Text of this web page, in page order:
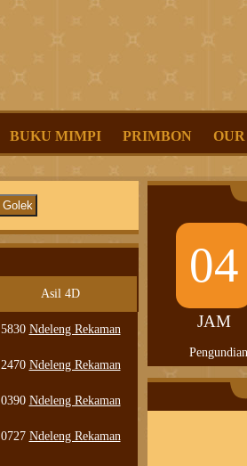
BUKU MIMPI PRIMBON
Asil 4D
5830 Ndeleng Rekaman
2470 Ndeleng Rekaman
0390 Ndeleng Rekaman
0727 Ndeleng Rekaman
04
JAM